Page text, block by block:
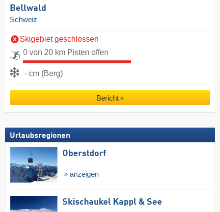
Bellwald
Schweiz
Skigebiet geschlossen
0 von 20 km Pisten offen
- cm (Berg)
Bericht
Urlaubsregionen
Oberstdorf
anzeigen
Skischaukel Kappl & See